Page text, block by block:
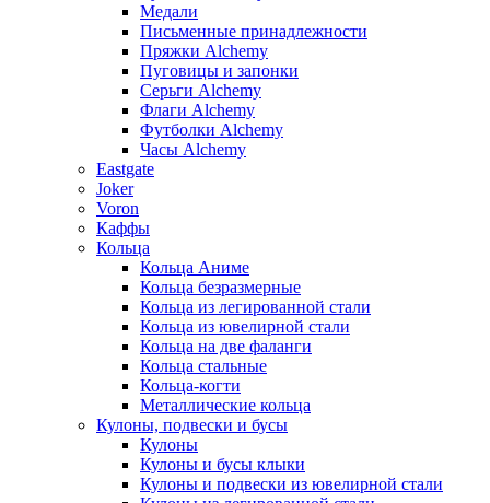
Медали
Письменные принадлежности
Пряжки Alchemy
Пуговицы и запонки
Серьги Alchemy
Флаги Alchemy
Футболки Alchemy
Часы Alchemy
Eastgate
Joker
Voron
Каффы
Кольца
Кольца Аниме
Кольца безразмерные
Кольца из легированной стали
Кольца из ювелирной стали
Кольца на две фаланги
Кольца стальные
Кольца-когти
Металлические кольца
Кулоны, подвески и бусы
Кулоны
Кулоны и бусы клыки
Кулоны и подвески из ювелирной стали